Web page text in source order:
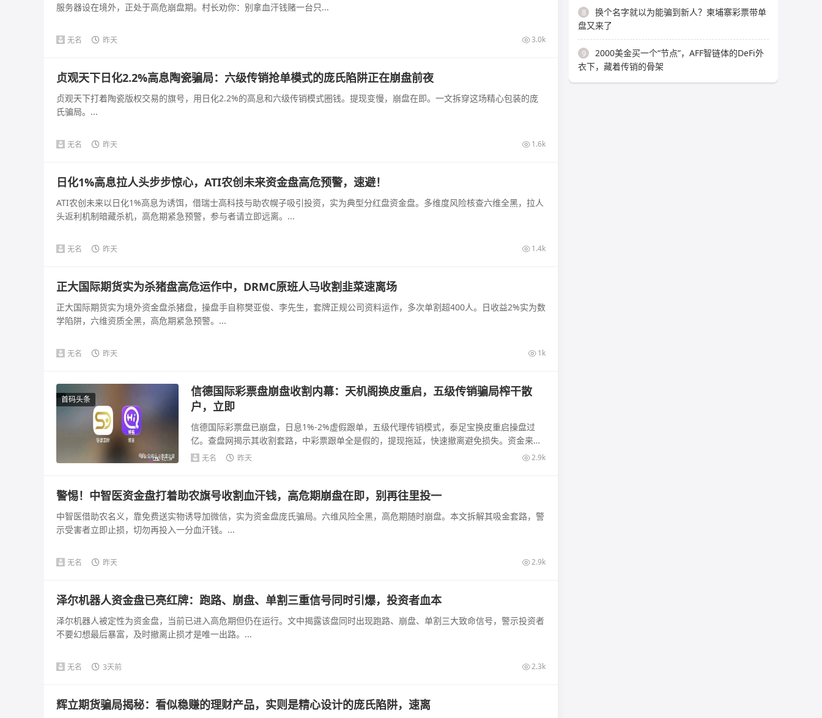
服务器设在境外，正处于高危崩盘期。村长劝你：别拿血汗钱赌一台只...
无名 昨天 3.0k
贞观天下日化2.2%高息陶瓷骗局：六级传销抢单模式的庞氏陷阱正在崩盘前夜
贞观天下打着陶瓷版权交易的旗号，用日化2.2%的高息和六级传销模式圈钱。提现变慢，崩盘在即。一文拆穿这场精心包装的庞
氏骗局。...
无名 昨天 1.6k
日化1%高息拉人头步步惊心，ATI农创未来资金盘高危预警，速避！
ATI农创未来以日化1%高息为诱饵，借瑞士高科技与助农幌子吸引投资，实为典型分红盘资金盘。多维度风险核查六维全黑，拉人
头返利机制暗藏杀机，高危期紧急预警，参与者请立即远离。...
无名 昨天 1.4k
正大国际期货实为杀猪盘高危运作中，DRMC原班人马收割韭菜速离场
正大国际期货实为境外资金盘杀猪盘，操盘手自称樊亚俊、李先生，套牌正规公司资料运作，多次单割超400人。日收益2%实为数
学陷阱，六维资质全黑，高危期紧急预警。...
无名 昨天 1k
首码头条
信德国际彩票盘崩盘收割内幕：天机阁换皮重启，五级传销骗局榨干散
户，立即
信德国际彩票盘已崩盘，日息1%-2%虚假跟单，五级代理传销模式，泰足宝换皮重启操盘过
亿。查盘网揭示其收割套路，中彩票跟单全是假的，提现拖延，快速撤离避免损失。资金来源
可疑，法律风险...
无名 昨天 2.9k
警惕！中智医资金盘打着助农旗号收割血汗钱，高危期崩盘在即，别再往里投一
中智医借助农名义，靠免费送实物诱导加微信，实为资金盘庞氏骗局。六维风险全黑，高危期随时崩盘。本文拆解其吸金套路，警
示受害者立即止损，切勿再投入一分血汗钱。...
无名 昨天 2.9k
泽尔机器人资金盘已亮红牌：跑路、崩盘、单割三重信号同时引爆，投资者血本
泽尔机器人被定性为资金盘，当前已进入高危期但仍在运行。文中揭露该盘同时出现跑路、崩盘、单割三大致命信号，警示投资者
不要幻想最后暴富，及时撤离止损才是唯一出路。...
无名 3天前 2.3k
辉立期货骗局揭秘：看似稳赚的理财产品，实则是精心设计的庞氏陷阱，速离
8
换个名字就以为能骗到新人？柬埔寨彩票带单
盘又来了
9
2000美金买一个“节点”，AFF智链体的DeFi外
衣下，藏着传销的骨架